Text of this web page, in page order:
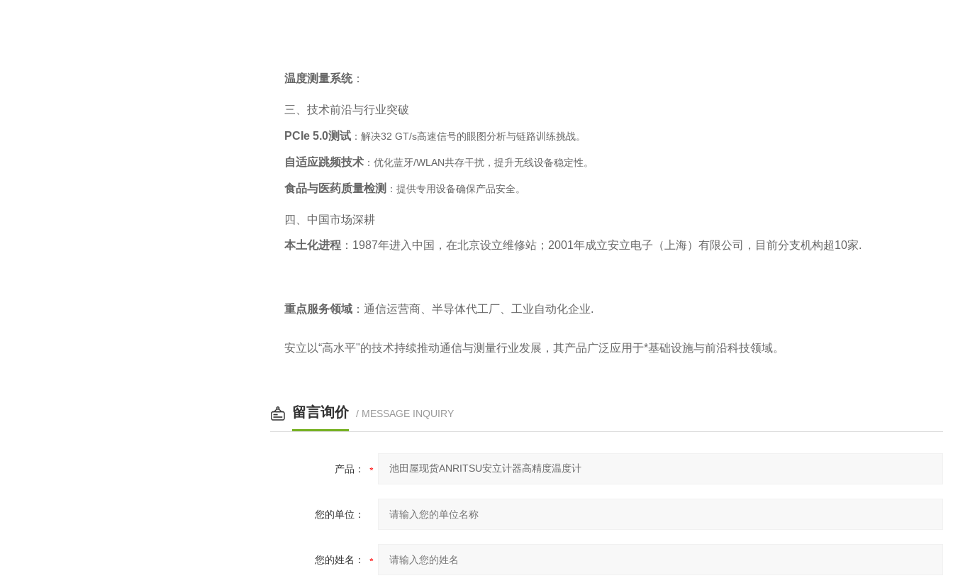
温度测量系统‌：
三、技术前沿与行业突破
PCIe 5.0测试 ‌：解决32 GT/s高速信号的眼图分析与链路训练挑战‌。
自适应跳频技术 ‌：优化蓝牙/WLAN共存干扰，提升无线设备稳定性‌。
食品与医药质量检测 ‌：提供专用设备确保产品安全‌。
四、中国市场深耕
本土化进程 ‌：1987年进入中国，在北京设立维修站；2001年成立安立电子（上海）有限公司，目前分支机构超10家‌.
重点服务领域 ‌：通信运营商、半导体代工厂、工业自动化企业‌.
安立以“高水平"的技术持续推动通信与测量行业发展，其产品广泛应用于*基础设施与前沿科技领域‌。
留言询价 / MESSAGE INQUIRY
产品：
您的单位：
您的姓名：